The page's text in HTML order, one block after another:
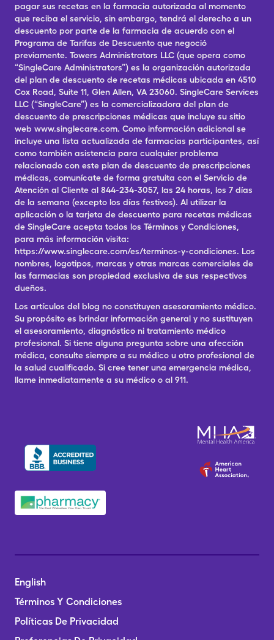
pagar sus recetas en la farmacia autorizada al momento
que reciba el servicio, sin embargo, tendrá el derecho a un
descuento por parte de la farmacia de acuerdo con el
Programa de Tarifas de Descuento que negoció
previamente. Towers Administrators LLC (que opera como
“SingleCare Administrators”) es la organización autorizada
del plan de descuento de recetas médicas ubicada en 4510
Cox Road, Suite 11, Glen Allen, VA 23060. SingleCare Services
LLC (“SingleCare”) es la comercializadora del plan de
descuento de prescripciones médicas que incluye su sitio
web www.singlecare.com. Como información adicional se
incluye una lista actualizada de farmacias participantes, así
como también asistencia para cualquier problema
relacionado con este plan de descuento de prescripciones
médicas, comunícate de forma gratuita con el Servicio de
Atención al Cliente al 844-234-3057, las 24 horas, los 7 días
de la semana (excepto los días festivos). Al utilizar la
aplicación o la tarjeta de descuento para recetas médicas
de SingleCare acepta todos los Términos y Condiciones,
para más información visita:
https://www.singlecare.com/es/terminos-y-condiciones. Los
nombres, logotipos, marcas y otras marcas comerciales de
las farmacias son propiedad exclusiva de sus respectivos
dueños.
Los artículos del blog no constituyen asesoramiento médico.
Su propósito es brindar información general y no sustituyen
el asesoramiento, diagnóstico ni tratamiento médico
profesional. Si tiene alguna pregunta sobre una afección
médica, consulte siempre a su médico u otro profesional de
la salud cualificado. Si cree tener una emergencia médica,
llame inmediatamente a su médico o al 911.
English
Términos Y Condiciones
Políticas De Privacidad